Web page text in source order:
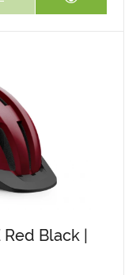
Black |